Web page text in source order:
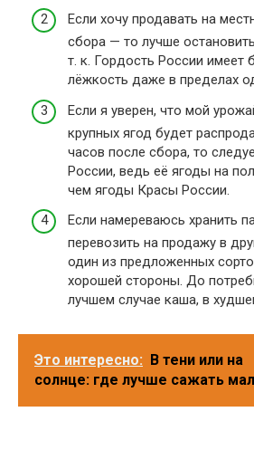
Если хочу продавать на
сбора — то лучше
т. к. Гордость России имеет
лёжкость даже в пределах
Если я уверен, что мой
крупных ягод будет
часов после сбора, то
России, ведь её ягоды на
чем ягоды Красы России.
Если намереваюсь хранить
перевозить на продажу в
один из предложенных
хорошей стороны. До
лучшем случае каша, в
Это интересно: В тени или на
солнце: где лучше сажать